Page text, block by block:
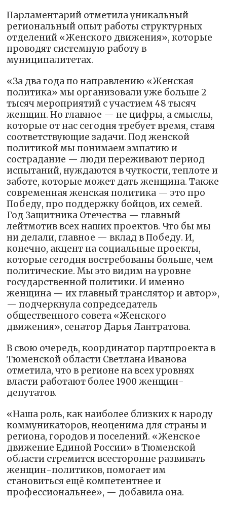
Парламентарий отметила уникальный
региональный опыт работы структурных
отделений «Женского движения», которые
проводят системную работу в
муниципалитетах.
«За два года по направлению «Женская
политика» мы организовали уже больше 2
тысяч мероприятий с участием 48 тысяч
женщин. Но главное — не цифры, а смыслы,
которые от нас сегодня требует время, ставя
соответствующие задачи. Под женской
политикой мы понимаем эмпатию и
сострадание — люди переживают период
испытаний, нуждаются в чуткости, теплоте и
заботе, которые может дать женщина. Также
современная женская политика — это про
Победу, про поддержку бойцов, их семей.
Год Защитника Отечества — главный
лейтмотив всех наших проектов. Что бы мы
ни делали, главное — вклад в Победу. И,
конечно, акцент на социальные проекты,
которые сегодня востребованы больше, чем
политические. Мы это видим на уровне
государственной политики. И именно
женщина — их главный транслятор и автор»,
— подчеркнула сопредседатель
общественного совета «Женского
движения», сенатор Дарья Лантратова.
В свою очередь, координатор партпроекта в
Тюменской области Светлана Иванова
отметила, что в регионе на всех уровнях
власти работают более 1900 женщин-
депутатов.
«Наша роль, как наиболее близких к народу
коммуникаторов, неоценима для страны и
региона, городов и поселений. «Женское
движение Единой России» в Тюменской
области стремится всесторонне развивать
женщин-политиков, помогает им
становиться ещё компетентнее и
профессиональнее», — добавила она.